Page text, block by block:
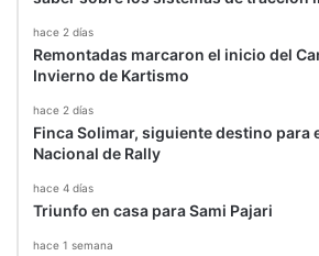
hace 2 días
Remontadas marcaron el inicio del
Invierno de Kartismo
hace 2 días
Finca Solimar, siguiente destino para
Nacional de Rally
hace 4 días
Triunfo en casa para Sami Pajari
hace 1 semana